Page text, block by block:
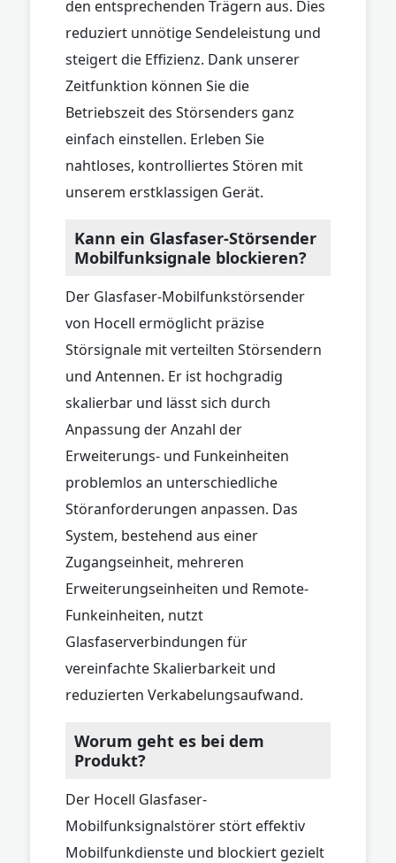
den entsprechenden Trägern aus. Dies
reduziert unnötige Sendeleistung und
steigert die Effizienz. Dank unserer
Zeitfunktion können Sie die
Betriebszeit des Störsenders ganz
einfach einstellen. Erleben Sie
nahtloses, kontrolliertes Stören mit
unserem erstklassigen Gerät.
Kann ein Glasfaser-Störsender
Mobilfunksignale blockieren?
Der Glasfaser-Mobilfunkstörsender
von Hocell ermöglicht präzise
Störsignale mit verteilten Störsendern
und Antennen. Er ist hochgradig
skalierbar und lässt sich durch
Anpassung der Anzahl der
Erweiterungs- und Funkeinheiten
problemlos an unterschiedliche
Störanforderungen anpassen. Das
System, bestehend aus einer
Zugangseinheit, mehreren
Erweiterungseinheiten und Remote-
Funkeinheiten, nutzt
Glasfaserverbindungen für
vereinfachte Skalierbarkeit und
reduzierten Verkabelungsaufwand.
Worum geht es bei dem
Produkt?
Der Hocell Glasfaser-
Mobilfunksignalstörer stört effektiv
Mobilfunkdienste und blockiert gezielt